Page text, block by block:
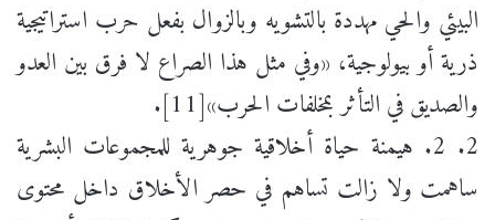
البيئي والحي مهددة بالتشويه وبالزوال بفعل حرب استراتيجية
ذرية أو بيولوجية، «وفي مثل هذا الصراع لا فرق بين العدو
والصديق في التأثر بمخلفات الحرب»[11].
2. 2. هيمنة حياة أخلاقية جوهرية للمجموعات البشرية
ساهمت ولا زالت تساهم في حصر الأخلاق داخل محتوى